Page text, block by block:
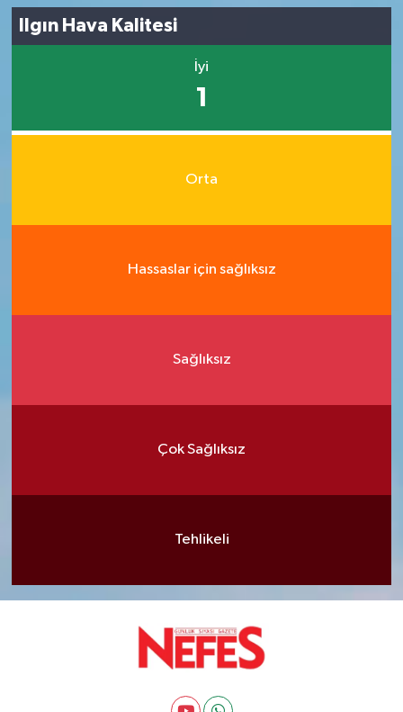
Ilgın Hava Kalitesi
İyi
1
Orta
Hassaslar için sağlıksız
Sağlıksız
Çok Sağlıksız
Tehlikeli